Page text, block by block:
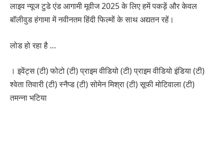
लाइव न्यूज टुडे एंड आगामी मूवीज 2025 के लिए हमें पकड़ें और केवल
बॉलीवुड हंगामा में नवीनतम हिंदी फिल्मों के साथ अद्यतन रहें।
लोड हो रहा है …
। इवेंट्स (टी) फोटो (टी) प्राइम वीडियो (टी) प्राइम वीडियो इंडिया (टी)
श्वेता तिवारी (टी) स्नैप्ड (टी) सोमेन मिश्रा (टी) सूफी मोटिवाला (टी)
तमन्ना भटिया